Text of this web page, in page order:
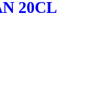
20CL